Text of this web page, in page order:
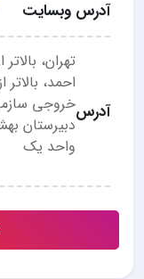
آدرس وبسایت
آدرس
تهران،
احمد،
خروجی
واحد یک